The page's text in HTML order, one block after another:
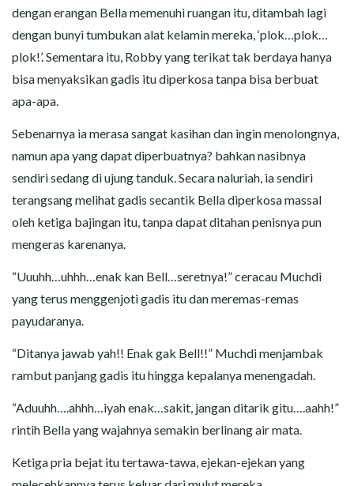
dengan erangan Bella memenuhi ruangan itu, ditambah lagi
dengan bunyi tumbukan alat kelamin mereka, ‘plok…plok…
plok!’. Sementara itu, Robby yang terikat tak berdaya hanya
bisa menyaksikan gadis itu diperkosa tanpa bisa berbuat
apa-apa.
Sebenarnya ia merasa sangat kasihan dan ingin menolongnya,
namun apa yang dapat diperbuatnya? bahkan nasibnya
sendiri sedang di ujung tanduk. Secara naluriah, ia sendiri
terangsang melihat gadis secantik Bella diperkosa massal
oleh ketiga bajingan itu, tanpa dapat ditahan penisnya pun
mengeras karenanya.
“Uuuhh…uhhh…enak kan Bell…seretnya!” ceracau Muchdi
yang terus menggenjoti gadis itu dan meremas-remas
payudaranya.
“Ditanya jawab yah!! Enak gak Bell!!” Muchdi menjambak
rambut panjang gadis itu hingga kepalanya menengadah.
“Aduuhh….ahhh…iyah enak…sakit, jangan ditarik gitu….aahh!”
rintih Bella yang wajahnya semakin berlinang air mata.
Ketiga pria bejat itu tertawa-tawa, ejekan-ejekan yang